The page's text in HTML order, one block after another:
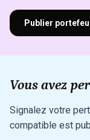
Publier
Vous avez
Signalez votre
compatible est